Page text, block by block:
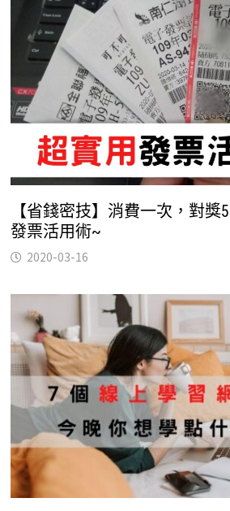
【省錢密技】消費一次，對獎
發票活用術~
2020-03-16